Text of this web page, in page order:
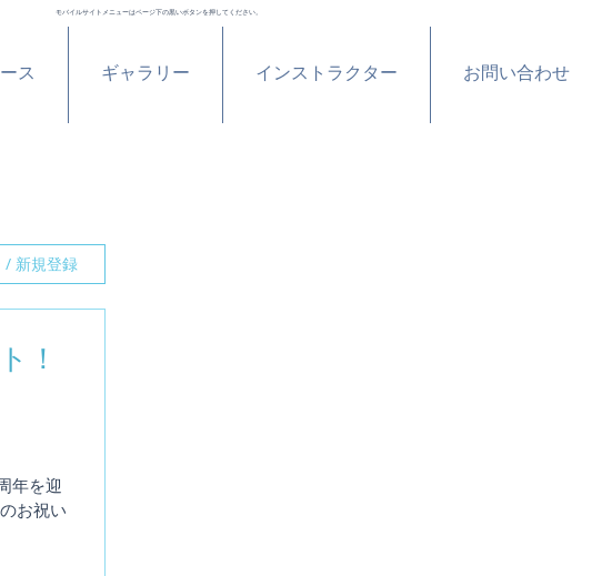
モバイルサイトメニューはページ下の黒いボタンを押してください。
ス ギャラリー インストラクター お問い合わせ
/ 新規登録
！
年を迎
お祝い